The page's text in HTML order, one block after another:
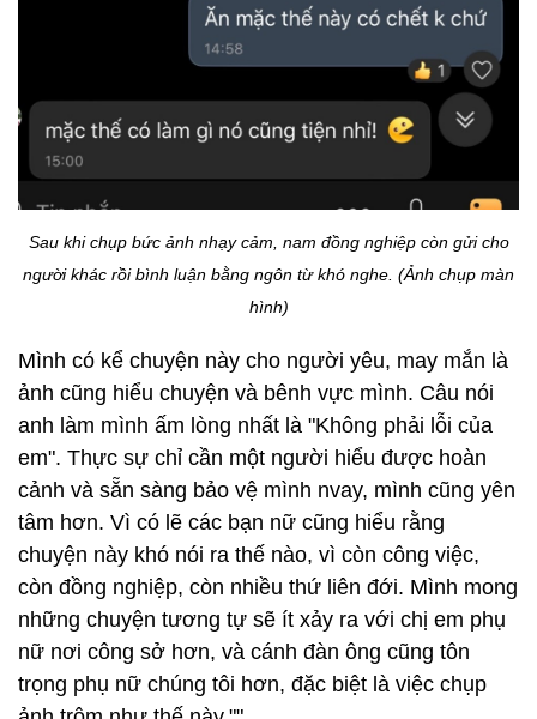
Sau khi chụp bức ảnh nhạy cảm, nam đồng nghiệp còn gửi cho
người khác rồi bình luận bằng ngôn từ khó nghe. (Ảnh chụp màn
hình)
Mình có kể chuyện này cho người yêu, may mắn là
ảnh cũng hiểu chuyện và bênh vực mình. Câu nói
anh làm mình ấm lòng nhất là "Không phải lỗi của
em". Thực sự chỉ cần một người hiểu được hoàn
cảnh và sẵn sàng bảo vệ mình nvay, mình cũng yên
tâm hơn. Vì có lẽ các bạn nữ cũng hiểu rằng
chuyện này khó nói ra thế nào, vì còn công việc,
còn đồng nghiệp, còn nhiều thứ liên đới. Mình mong
những chuyện tương tự sẽ ít xảy ra với chị em phụ
nữ nơi công sở hơn, và cánh đàn ông cũng tôn
trọng phụ nữ chúng tôi hơn, đặc biệt là việc chụp